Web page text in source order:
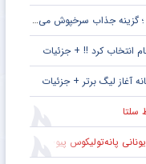
جذاب سرخپوش می شود؟
انتخاب کرد !! + جزئیات
آغاز لیگ برتر + جزئیات
سلتا
پانه‌تولیکوس پیوست